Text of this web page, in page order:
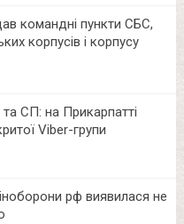
командні пункти СБС,
корпусів і корпусу
СП: на Прикарпатті
Viber-групи
рф виявилася не